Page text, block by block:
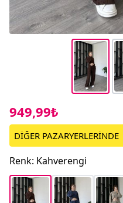
949,99₺
DİĞER PAZARYERLERİNDE
Renk: Kahverengi